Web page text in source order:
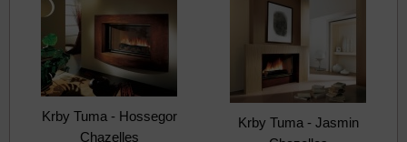
Krby Tuma - Hossegor
Chazelles
Krby Tuma - Jasmin